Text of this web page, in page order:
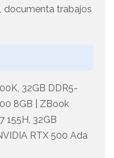
documenta trabajos
32GB DDR5-
8GB | ZBook
155H, 32GB
RTX 500 Ada